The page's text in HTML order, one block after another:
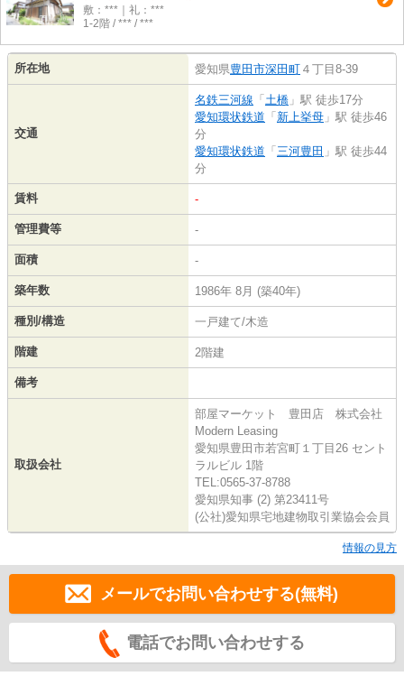
敷：***｜礼：***
1-2階 / *** / ***
所在地 愛知県豊田市深田町 ４丁目8-39
交通
名鉄三河線 「 土橋 」駅 徒歩17分
愛知環状鉄道 「 新上挙母 」駅 徒歩46
分
愛知環状鉄道 「 三河豊田 」駅 徒歩44
分
賃料 -
管理費等 -
面積 -
築年数 1986年 8月 (築40年)
種別/構造 一戸建て/木造
階建 2階建
備考
取扱会社
部屋マーケット 豊田店 株式会社
Modern Leasing
愛知県豊田市若宮町１丁目26 セント
ラルビル 1階
TEL:0565-37-8788
愛知県知事 (2) 第23411号
(公社)愛知県宅地建物取引業協会会員
情報の見方
メールでお問い合わせする(無料)
電話でお問い合わせする